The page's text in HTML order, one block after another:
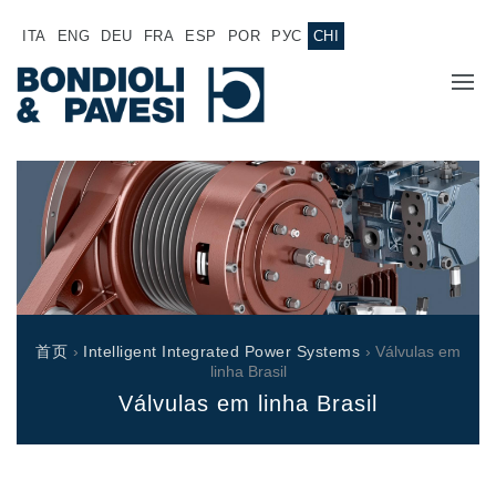
ITA ENG DEU FRA ESP POR РУС CHI
主页
产品
应用
文件
动力传输
万向传动轴
齿轮变速箱
专为 Bondioli & Pavesi 制造的齿轮变速箱
平行轴齿轮变速箱
首页 › Intelligent Integrated Power Systems › Válvulas em
linha Brasil
Válvulas em linha Brasil